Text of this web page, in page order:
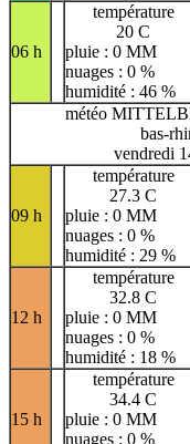
06 h
température
20 C
pluie : 0 MM
nuages : 0 %
humidité : 46 %
météo
bas-
vendredi
09 h
température
27.3 C
pluie : 0 MM
nuages : 0 %
humidité : 29 %
12 h
température
32.8 C
pluie : 0 MM
nuages : 0 %
humidité : 18 %
15 h
température
34.4 C
pluie : 0 MM
nuages : 0 %